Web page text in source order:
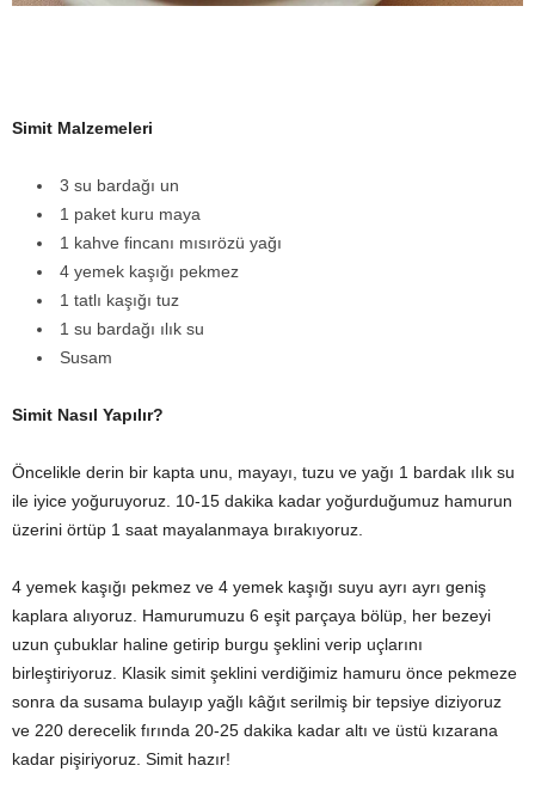
Simit Malzemeleri
3 su bardağı un
1 paket kuru maya
1 kahve fincanı mısırözü yağı
4 yemek kaşığı pekmez
1 tatlı kaşığı tuz
1 su bardağı ılık su
Susam
Simit Nasıl Yapılır?
Öncelikle derin bir kapta unu, mayayı, tuzu ve yağı 1 bardak ılık su
ile iyice yoğuruyoruz. 10-15 dakika kadar yoğurduğumuz hamurun
üzerini örtüp 1 saat mayalanmaya bırakıyoruz.
4 yemek kaşığı pekmez ve 4 yemek kaşığı suyu ayrı ayrı geniş
kaplara alıyoruz. Hamurumuzu 6 eşit parçaya bölüp, her bezeyi
uzun çubuklar haline getirip burgu şeklini verip uçlarını
birleştiriyoruz. Klasik simit şeklini verdiğimiz hamuru önce pekmeze
sonra da susama bulayıp yağlı kâğıt serilmiş bir tepsiye diziyoruz
ve 220 derecelik fırında 20-25 dakika kadar altı ve üstü kızarana
kadar pişiriyoruz. Simit hazır!